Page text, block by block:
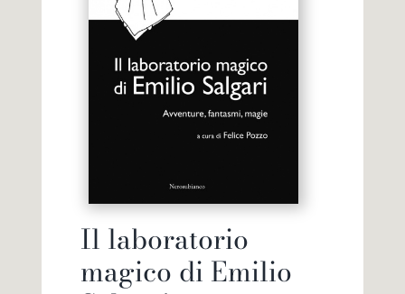
Il laboratorio
magico di Emilio